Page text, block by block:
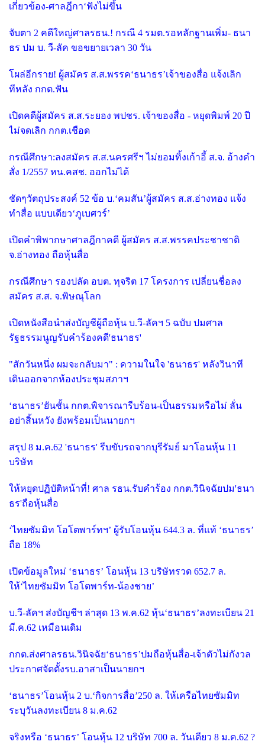
เกี่ยวข้อง-ศาลฎีกา‘ฟังไม่ขึ้น
จับตา 2 คดีใหญ่ศาลรธน.! กรณี 4 รมต.รอหลักฐานเพิ่ม- ธนา
ธร ปม บ. วี-ลัค ขอขยายเวลา 30 วัน
โผล่อีกราย! ผู้สมัคร ส.ส.พรรค‘ธนาธร’เจ้าของสื่อ แจ้งเลิก
ทีหลัง กกต.ฟัน
เปิดคดีผู้สมัคร ส.ส.ระยอง พปชร. เจ้าของสื่อ - หยุดพิมพ์ 20 ปี
ไม่จดเลิก กกต.เชือด
กรณีศึกษา:ลงสมัคร ส.ส.นครศรีฯ ไม่ยอมทิ้งเก้าอี้ ส.จ. อ้างคำ
สั่ง 1/2557 หน.คสช. ออกไม่ได้
ชัดๆวัตถุประสงค์ 52 ข้อ บ.‘คมสัน’ผู้สมัคร ส.ส.อ่างทอง แจ้ง
ทำสื่อ แบบเดียว‘ภูเบศวร์’
เปิดคำพิพากษาศาลฎีกาคดี ผู้สมัคร ส.ส.พรรคประชาชาติ
จ.อ่างทอง ถือหุ้นสื่อ
กรณีศึกษา รองปลัด อบต. ทุจริต 17 โครงการ เปลี่ยนชื่อลง
สมัคร ส.ส. จ.พิษณุโลก
เปิดหนังสือนำส่งบัญชีผู้ถือหุ้น บ.วี-ลัคฯ 5 ฉบับ ปมศาล
รัฐธรรมนูญรับคำร้องคดี'ธนาธร'
"สักวันหนึ่ง ผมจะกลับมา" : ความในใจ 'ธนาธร' หลังวินาที
เดินออกจากห้องประชุมสภาฯ
‘ธนาธร’ยันชั้น กกต.พิจารณารีบร้อน-เป็นธรรมหรือไม่ ลั่น
อย่าสิ้นหวัง ยังพร้อมเป็นนายกฯ
สรุป 8 ม.ค.62 'ธนาธร' รีบขับรถจากบุรีรัมย์ มาโอนหุ้น 11
บริษัท
ให้หยุดปฏิบัติหน้าที่! ศาล รธน.รับคำร้อง กกต.วินิจฉัยปม'ธนา
ธร'ถือหุ้นสื่อ
‘ไทยซัมมิท โอโตพาร์ทฯ’ ผู้รับโอนหุ้น 644.3 ล. ที่แท้ ‘ธนาธร’
ถือ 18%
เปิดข้อมูลใหม่ ‘ธนาธร’ โอนหุ้น 13 บริษัทรวด 652.7 ล.
ให้‘ไทยซัมมิท โอโตพาร์ท-น้องชาย’
บ.วี-ลัคฯ ส่งบัญชีฯ ล่าสุด 13 พ.ค.62 หุ้น‘ธนาธร’ลงทะเบียน 21
มี.ค.62 เหมือนเดิม
กกต.ส่งศาลรธน.วินิจฉัย‘ธนาธร’ปมถือหุ้นสื่อ-เจ้าตัวไม่กังวล
ประกาศจัดตั้งรบ.อาสาเป็นนายกฯ
‘ธนาธร’โอนหุ้น 2 บ.‘กิจการสื่อ’250 ล. ให้เครือไทยซัมมิท
ระบุวันลงทะเบียน 8 ม.ค.62
จริงหรือ ‘ธนาธร’ โอนหุ้น 12 บริษัท 700 ล. วันเดียว 8 ม.ค.62 ?